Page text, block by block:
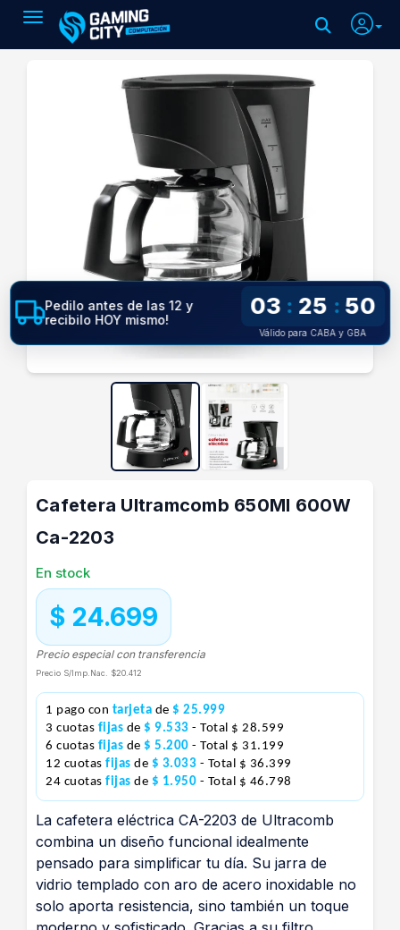
Toggle navigation
Cafetera Ultramcomb 650Ml 600W
Ca-2203
En stock
$ 24.699
Precio especial con transferencia
Precio S/Imp.Nac. $20.412
1 pago con tarjeta de $ 25.999
3 cuotas fijas de $ 9.533 - Total $ 28.599
6 cuotas fijas de $ 5.200 - Total $ 31.199
12 cuotas fijas de $ 3.033 - Total $ 36.399
24 cuotas fijas de $ 1.950 - Total $ 46.798
La cafetera eléctrica CA-2203 de Ultracomb
combina un diseño funcional idealmente
pensado para simplificar tu día. Su jarra de
vidrio templado con aro de acero inoxidable no
solo aporta resistencia, sino también un toque
Pedilo antes de las 12 y
recibilo HOY mismo!
03 : 25 : 50
Válido para CABA y GBA